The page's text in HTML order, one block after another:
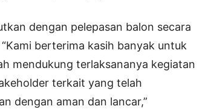
dengan pelepasan balon secara
berterima kasih banyak untuk
mendukung terlaksananya kegiatan
terkait yang telah
dengan aman dan lancar,”